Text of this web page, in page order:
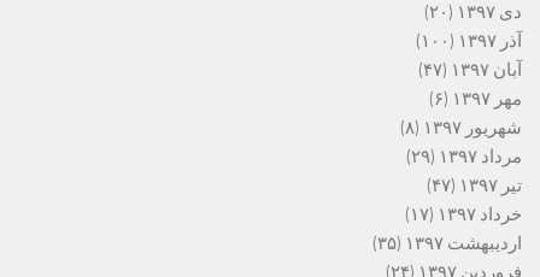
دی ۱۳۹۷
(۲۰)
آذر ۱۳۹۷
(۱۰۰)
آبان ۱۳۹۷
(۴۷)
مهر ۱۳۹۷
(۶)
شهریور ۱۳۹۷
(۸)
مرداد ۱۳۹۷
(۲۹)
تیر ۱۳۹۷
(۴۷)
خرداد ۱۳۹۷
(۱۷)
اردیبهشت ۱۳۹۷
(۳۵)
فروردین ۱۳۹۷
(۲۴)